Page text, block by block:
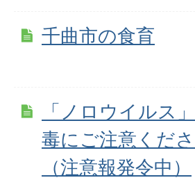
千曲市の食育
「ノロウイルス
毒にご注意くだ
（注意報発令中）